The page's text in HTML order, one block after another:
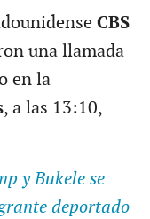
CBS
una llamada
en la
, a las 13:10,
y Bukele se
deportado